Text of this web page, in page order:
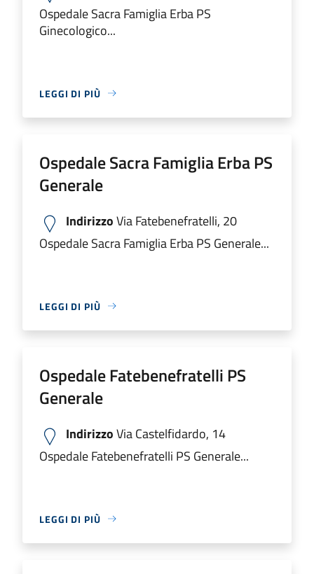
Ospedale Sacra Famiglia Erba PS
Ginecologico...
LEGGI DI PIÙ
Ospedale Sacra Famiglia Erba PS
Generale
IndirizzoVia Fatebenefratelli, 20
Ospedale Sacra Famiglia Erba PS Generale...
LEGGI DI PIÙ
Ospedale Fatebenefratelli PS
Generale
IndirizzoVia Castelfidardo, 14
Ospedale Fatebenefratelli PS Generale...
LEGGI DI PIÙ